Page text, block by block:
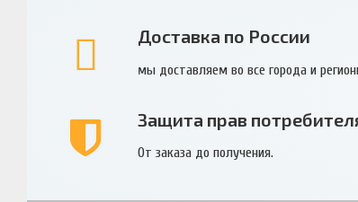
Доставка по России
мы доставляем во все города и
Защита прав
От заказа до получения.